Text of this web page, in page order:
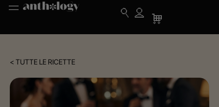
< TUTTE LE RICETTE